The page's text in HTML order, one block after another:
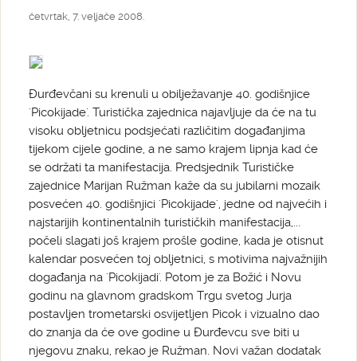
četvrtak, 7. veljače 2008.
Đurđevčani su krenuli u obilježavanje 40. godišnjice
'Picokijade'. Turistička zajednica najavljuje da će na tu
visoku obljetnicu podsjećati različitim događanjima
tijekom cijele godine, a ne samo krajem lipnja kad će
se održati ta manifestacija. Predsjednik Turističke
zajednice Marijan Ružman kaže da su jubilarni mozaik
posvećen 40. godišnjici 'Picokijade', jedne od najvećih i
najstarijih kontinentalnih turističkih manifestacija,...
počeli slagati još krajem prošle godine, kada je otisnut
kalendar posvećen toj obljetnici, s motivima najvažnijih
događanja na 'Picokijadi'. Potom je za Božić i Novu
godinu na glavnom gradskom Trgu svetog Jurja
postavljen trometarski osvijetljen Picok i vizualno dao
do znanja da će ove godine u Đurđevcu sve biti u
njegovu znaku, rekao je Ružman. Novi važan dodatak